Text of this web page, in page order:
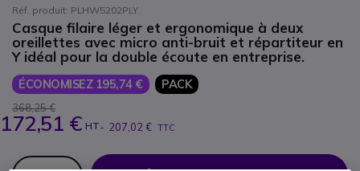
Réf. produit: PLHW5202PLY
Casque filaire léger et ergonomique à deux
oreillettes avec micro anti-bruit et répartiteur en
Y idéal pour la double écoute en entreprise.
ÉCONOMISEZ 195,74 € PACK
368,25 €
172,51 € HT- 207,02 € TTC
Qté